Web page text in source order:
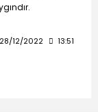
28/12/2022 13:51